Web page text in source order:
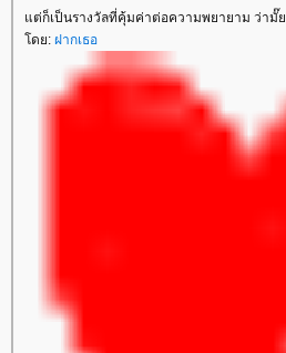
ต่ก็เป็นรางวัลที่คุ้มค่าต่อความพยายาม ว่ามั๊
ดย: ฝากเธอ